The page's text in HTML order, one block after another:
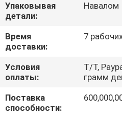
ПРОВЕРКА
КАЧЕСТВА
СВЯЖИТЕСЬ
Упаковывая
детали:
Навалом
Время
доставки:
7
Условия
оплаты:
T/T,
грамм
Поставка
способности: